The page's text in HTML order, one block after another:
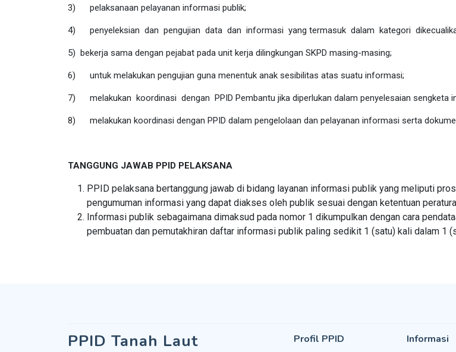
3) pelaksanaan pelayanan informasi publik;
4) penyeleksian dan pengujian data dan informasi yang termasuk dalam kategori
5) bekerja sama dengan pejabat pada unit kerja dilingkungan SKPD masing-masing;
6) untuk melakukan pengujian guna menentuk anak sesibilitas atas suatu informasi;
7) melakukan koordinasi dengan PPID Pembantu jika diperlukan dalam penyelesaian sengketa
8) melakukan koordinasi dengan PPID dalam pengelolaan dan pelayanan informasi serta
TANGGUNG JAWAB PPID PELAKSANA
PPID pelaksana bertanggung jawab di bidang layanan informasi publik yang meliputi
pengumuman informasi yang dapat diakses oleh publik sesuai dengan ketentuan
Informasi publik sebagaimana dimaksud pada nomor 1 dikumpulkan dengan cara
pembuatan dan pemutakhiran daftar informasi publik paling sedikit 1 (satu) kali dalam 1
PPID Tanah Laut Profil PPID Informasi